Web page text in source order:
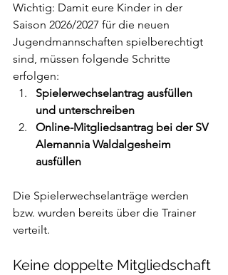
Wichtig: Damit eure Kinder in der
Saison 2026/2027 für die neuen
Jugendmannschaften spielberechtigt
sind, müssen folgende Schritte
erfolgen:
Spielerwechselantrag ausfüllen
und unterschreiben
Online-Mitgliedsantrag bei der SV
Alemannia Waldalgesheim
ausfüllen
Die Spielerwechselanträge werden
bzw. wurden bereits über die Trainer
verteilt.
Keine doppelte Mitgliedschaft